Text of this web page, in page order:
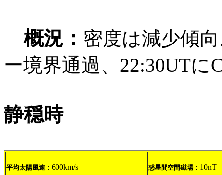
概況： 密度は減少傾
ー境界通過、22:30UTに
静穏時
平均太陽風速： 600km/s 惑星間空間磁場： 10nT